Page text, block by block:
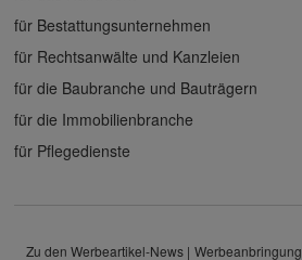
für Bestattungsunternehmen
für Rechtsanwälte und Kanzleien
für die Baubranche und Bauträgern
für die Immobilienbranche
für Pflegedienste
Zu den Werbeartikel-News Werbeanbringung